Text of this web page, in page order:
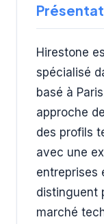
Hirestone
spécialisé
basé à
approche
des profils
avec une
entreprises
distinguent
marché